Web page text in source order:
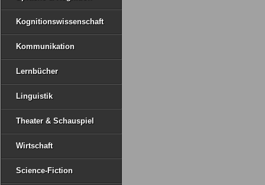
Kognitionswissenschaft
Kommunikation
Lernbücher
Linguistik
Theater & Schauspiel
Wirtschaft
Science-Fiction